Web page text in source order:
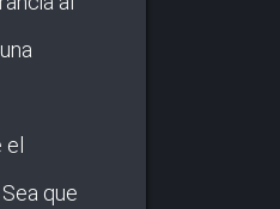
el
que